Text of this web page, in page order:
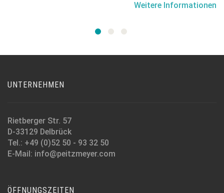
Weitere Informationen
UNTERNEHMEN
Rietberger Str. 57
D-33129 Delbrück
Tel.: +49 (0)52 50 - 93 32 50
E-Mail: info@peitzmeyer.com
ÖFFNUNGSZEITEN